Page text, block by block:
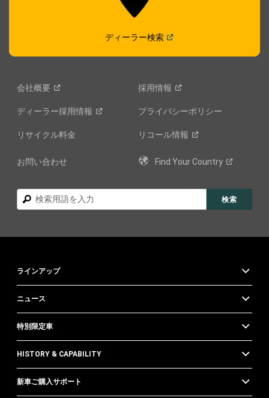
ディーラー検索( Open in a new window
会社概要 採用情報
ディーラー採用情報 プライバシーポリシー
リサイクル料金 リコール情報
お問い合わせ Find YourCountry
検
索
検索
ラインアップ
ニュース
特別限定車
HISTORY & CAPABILITY
新車ご購入サポート